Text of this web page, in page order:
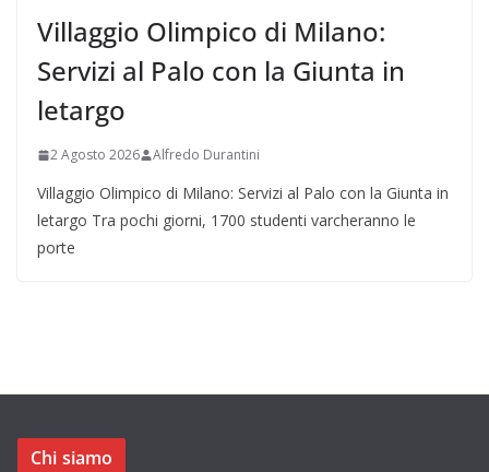
Villaggio Olimpico di Milano:
Servizi al Palo con la Giunta in
letargo
2 Agosto 2026 Alfredo Durantini
Villaggio Olimpico di Milano: Servizi al Palo con la Giunta in
letargo Tra pochi giorni, 1700 studenti varcheranno le
porte
Chi siamo